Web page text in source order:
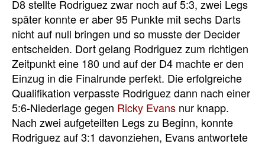
D8 stellte Rodriguez zwar noch auf 5:3, zwei Legs
später konnte er aber 95 Punkte mit sechs Darts
nicht auf null bringen und so musste der Decider
entscheiden. Dort gelang Rodriguez zum richtigen
Zeitpunkt eine 180 und auf der D4 machte er den
Einzug in die Finalrunde perfekt. Die erfolgreiche
Qualifikation verpasste Rodriguez dann nach einer
5:6-Niederlage gegen Ricky Evans nur knapp.
Nach zwei aufgeteilten Legs zu Beginn, konnte
Rodriguez auf 3:1 davonziehen, Evans antwortete